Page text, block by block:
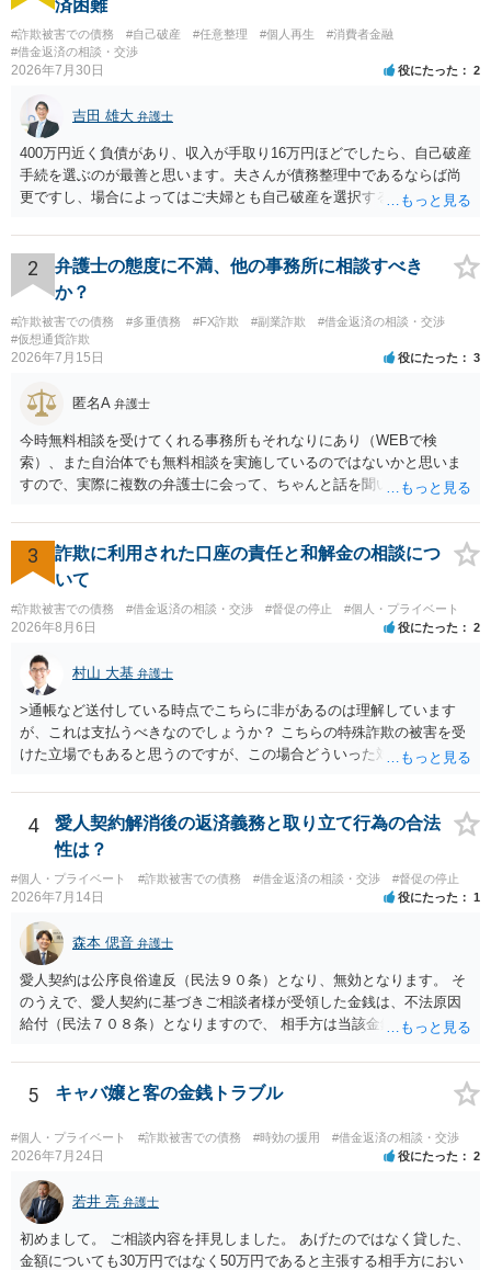
済困難
#詐欺被害での債務 #自己破産 #任意整理 #個人再生
#消費者金融
#借金返済の相談・交渉
2026年7月30日 役にたった 2
吉田 雄大 弁護士
400万円近く負債があり、収入が手取り16万円ほどでしたら、自己破産
手続を選ぶのが最善と思います。夫さんが債務整理中であるならば尚
更ですし、場合によってはご夫婦とも自己破産を選択する方法もある
2
弁護士の態度に不満、他の事務所に相談すべき
か？
#詐欺被害での債務 #多重債務 #FX詐欺 #副業詐欺
#借金返済の相談・交渉
#仮想通貨詐欺
2026年7月15日 役にたった 3
匿名A 弁護士
今時無料相談を受けてくれる事務所もそれなりにあり（WEBで検
索）、また自治体でも無料相談を実施しているのではないかと思いま
すので、実際に複数の弁護士に会って、ちゃんと話を聞いてくれる
はそもそも事案を把握できていないようですので、御相談の案件につ
いては弁護士として能力不足なのかもしれません。相手にしない方が
良いと思います。ただ、仮想通貨詐欺の被害回復は現実的には難しい
かもしれません。
3
詐欺に利用された口座の責任と和解金の相談につ
いて
#詐欺被害での債務 #借金返済の相談・交渉 #督促の停止 #個人・プライベート
2026年8月6日 役にたった 2
村山 大基 弁護士
>通帳など送付している時点でこちらに非があるのは理解しています
が、これは支払うべきなのでしょうか？ こちらの特殊詐欺の被害を受
けた立場でもあると思うのですが、この場合どういった対処が必要で
がいいとは思います。 そもそも、特殊詐欺関係なく旦那さんの行為
は法に触れる可能性もあります。 ＞100万を支払わず穏便に和解する
ことは可能でしょうか？ →一般的には難しいです。相談者さんも１０
０万円の被害を受けたとして、１円も払わないで和解したいと言われ
たら、 できるだけ重い刑罰を与えて欲しい、と思われるのではない
でしょうか。 ＞弁護士さんに入ってもらうことで支払額が下がること
はありますか？ そこはあり得ます、ただ、弁護士費用かけるならその
分賠償に回すことも考えられるので、 兼ね合いは考えてみましょう。
4
愛人契約解消後の返済義務と取り立て行為の合法
性は？
#個人・プライベート #詐欺被害での債務 #借金返済の相談・交渉 #督促の停止
2026年7月14日 役にたった 1
森本 偲音 弁護士
愛人契約は公序良俗違反（民法９０条）となり、無効となります。 そ
のうえで、愛人契約に基づきご相談者様が受領した金銭は、不法原因
給付（民法７０８条）となりますので、 相手方は当該金銭の返還請求
5 キャバ嬢と客の金銭トラブル
#個人・プライベート #詐欺被害での債務 #時効の援用 #借金返済の相談・交渉
2026年7月24日 役にたった 2
若井 亮 弁護士
初めまして。 ご相談内容を拝見しました。 あげたのではなく貸した、
金額についても30万円ではなく50万円であると主張する相手方におい